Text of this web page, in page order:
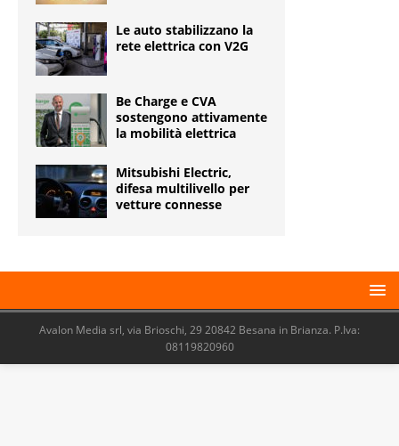
Le auto stabilizzano la
rete elettrica con V2G
Be Charge e CVA
sostengono attivamente
la mobilità elettrica
Mitsubishi Electric,
difesa multilivello per
vetture connesse
Avalon Media srl, via Brioschi, 29 20842 Besana in Brianza. P.Iva:
08119820960